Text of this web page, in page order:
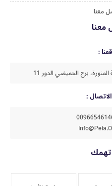
معنا
معنا
:
برج الحميضي الدور 11
:
تهمك